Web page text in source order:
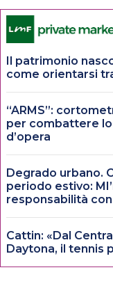
Il patrimonio
come orientarsi
“ARMS”:
per combattere
d’opera
Degrado urbano.
periodo estivo:
responsabilità
Cattin: «Dal
Daytona, il tennis